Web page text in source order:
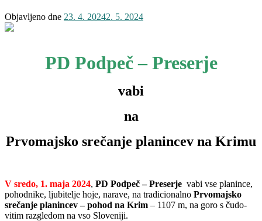
Objavljeno dne 23. 4. 20242. 5. 2024
PD Podpeč – Preserje
vabi
na
Prvomajsko srečanje planincev na Krimu
V sredo, 1. maja 2024, PD Podpeč – Preserje vabi vse planince,
pohodnike, ljubitelje hoje, narave, na tradicionalno Prvomajsko
srečanje planincev –pohod na Krim – 1107 m, na goro s čudo­
vitim razgledom na vso Sloveniji.